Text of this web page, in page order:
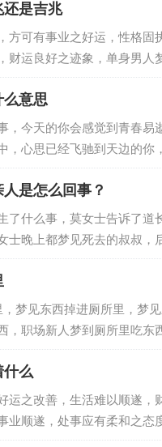
还是吉兆
方可有事业之好运，性格
财运良好之迹象，单身男
，得此梦事业…
么意思
，今天的你会感觉到青春
4.劳动者梦到有人吐血，权势有可能渗入情感，梦见有人吐血的
梦见女…
是怎么回事？
了什么事，莫女士告诉了
士晚上都梦见死去的叔叔
女士去找一个…
梦见东西掉进厕所里，梦
，职场新人梦到厕所里吃
东西，工作…
什么
运之改善，生活难以顺遂
业顺遂，处事应有柔和之
之象征，凡事…